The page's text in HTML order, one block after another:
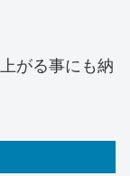
がる事にも納